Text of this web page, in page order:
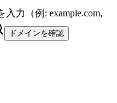
力（例: example.com,
ドメインを確認